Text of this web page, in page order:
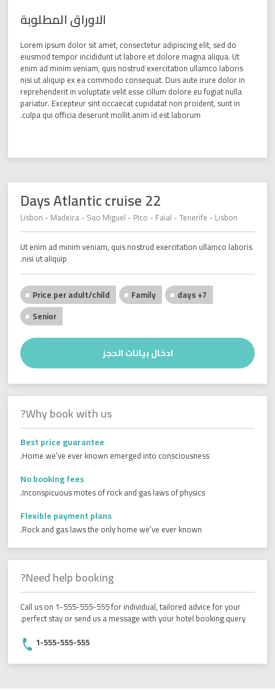
الاوراق المطلوبة
Lorem ipsum dolor sit amet, consectetur adipiscing elit, sed do
eiusmod tempor incididunt ut labore et dolore magna aliqua. Ut
enim ad minim veniam, quis nostrud exercitation ullamco laboris
nisi ut aliquip ex ea commodo consequat. Duis aute irure dolor in
reprehenderit in voluptate velit esse cillum dolore eu fugiat nulla
pariatur. Excepteur sint occaecat cupidatat non proident, sunt in
culpa qui officia deserunt mollit anim id est laborum.
22 Days Atlantic cruise
Lisbon - Madeira - Sao Miguel - Pico - Faial - Tenerife - Lisbon
Ut enim ad minim veniam, quis nostrud exercitation ullamco laboris
nisi ut aliquip.
7+ days
Family
Price per adult/child
Senior
ادخال بيانات الحجز
Why book with us?
Best price guarantee
Home we’ve ever known emerged into consciousness.
No booking fees
Inconspicuous motes of rock and gas laws of physics.
Flexible payment plans
Rock and gas laws the only home we’ve ever known.
Need help booking?
Call us on 1-555-555-555 for individual, tailored advice for your
perfect stay or send us a message with your hotel booking query.
1-555-555-555